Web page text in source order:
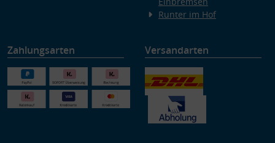
Runter im Hof
Zahlungsarten Versandarten